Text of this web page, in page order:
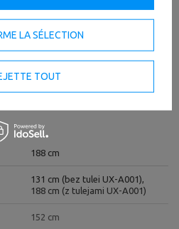
techniques
188 cm
131 cm (bez tulei UX-A001),
188 cm (z tulejami UX-A001)
152 cm
LA SÉLECTION
TOUT